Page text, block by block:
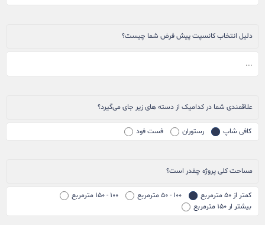
دلیل انتخاب کانسپت پیش فرض شما چیست؟
علاقمندی شما در کدامیک از دسته های زیر جای می‌گیرد؟
کافی شاپ رستوران فست فود
مساحت کلی پروژه چقدر است؟
کمتر از ۵۰ مترمربع ۱۰۰ - ۵۰ مترمربع
۱۰۰ - ۱۵۰ مترمربع
بیشتر ار ۱۵۰ مترمربع